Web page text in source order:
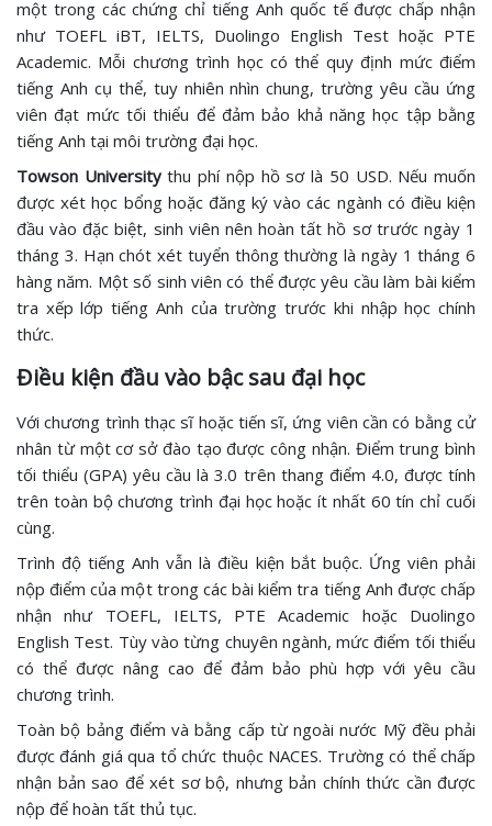
một trong các chứng chỉ tiếng Anh quốc tế được chấp nhận
như TOEFL iBT, IELTS, Duolingo English Test hoặc PTE
Academic. Mỗi chương trình học có thể quy định mức điểm
tiếng Anh cụ thể, tuy nhiên nhìn chung, trường yêu cầu ứng
viên đạt mức tối thiểu để đảm bảo khả năng học tập bằng
tiếng Anh tại môi trường đại học.
Towson Universitythu phí nộp hồ sơ là 50 USD. Nếu muốn
được xét học bổng hoặc đăng ký vào các ngành có điều kiện
đầu vào đặc biệt, sinh viên nên hoàn tất hồ sơ trước ngày 1
tháng 3. Hạn chót xét tuyển thông thường là ngày 1 tháng 6
hàng năm. Một số sinh viên có thể được yêu cầu làm bài kiểm
tra xếp lớp tiếng Anh của trường trước khi nhập học chính
thức.
Điều kiện đầu vào bậc sau đại học
Với chương trình thạc sĩ hoặc tiến sĩ, ứng viên cần có bằng cử
nhân từ một cơ sở đào tạo được công nhận. Điểm trung bình
tối thiểu (GPA) yêu cầu là 3.0 trên thang điểm 4.0, được tính
trên toàn bộ chương trình đại học hoặc ít nhất 60 tín chỉ cuối
cùng.
Trình độ tiếng Anh vẫn là điều kiện bắt buộc. Ứng viên phải
nộp điểm của một trong các bài kiểm tra tiếng Anh được chấp
nhận như TOEFL, IELTS, PTE Academic hoặc Duolingo
English Test. Tùy vào từng chuyên ngành, mức điểm tối thiểu
có thể được nâng cao để đảm bảo phù hợp với yêu cầu
chương trình.
Toàn bộ bảng điểm và bằng cấp từ ngoài nước Mỹ đều phải
được đánh giá qua tổ chức thuộc NACES. Trường có thể chấp
nhận bản sao để xét sơ bộ, nhưng bản chính thức cần được
nộp để hoàn tất thủ tục.